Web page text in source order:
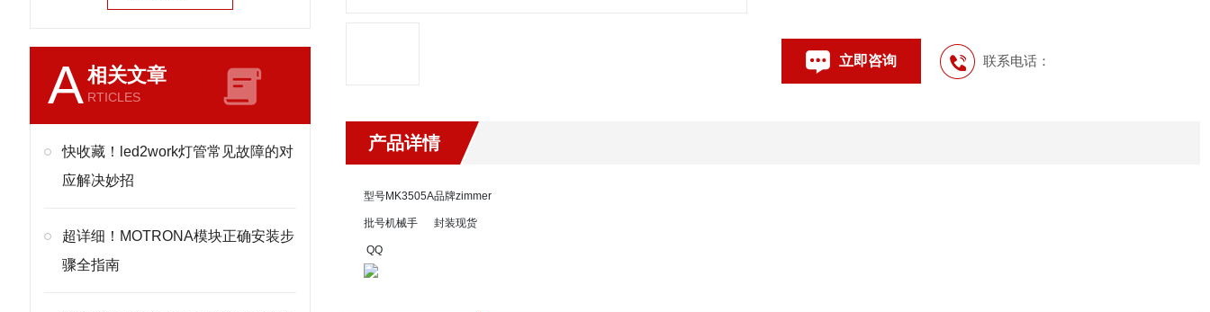
A相关文章
RTICLES
快收藏！led2work灯管常见故障的对
应解决妙招
超详细！MOTRONA模块正确安装步
骤全指南
立即咨询 联系电话：
产品详情
型号MK3505A品牌zimmer
批号机械手 封装现货
QQ